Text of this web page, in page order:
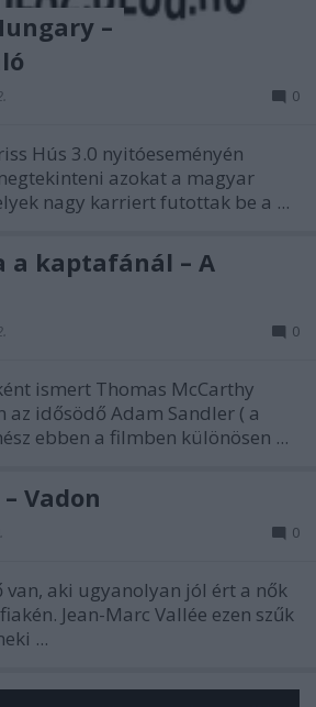
–
0
Hús 3.0 nyitóeseményén
azokat a magyar
nagy karriert futottak be a ...
a kaptafánál – A
0
ismert Thomas McCarthy
az idősödő Adam Sandler ­( a
ebben a filmben különösen ...
Vadon
0
van, aki ugyanolyan jól ért a nők
Jean-Marc Vallée ezen szűk
...